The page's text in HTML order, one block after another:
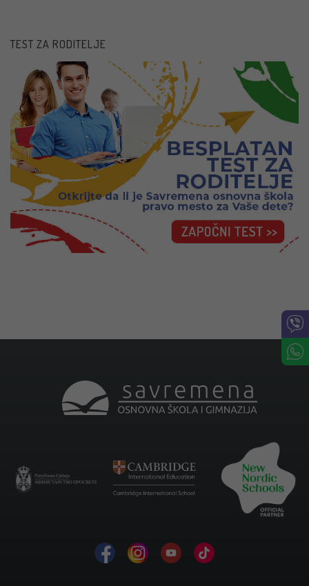
TEST ZA RODITELJE